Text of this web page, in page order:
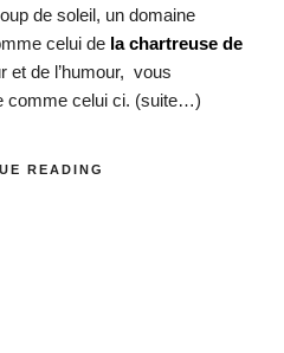
de soleil, un domaine
celui de la chartreuse de
et de l’humour, vous
comme celui ci. (suite…)
READING